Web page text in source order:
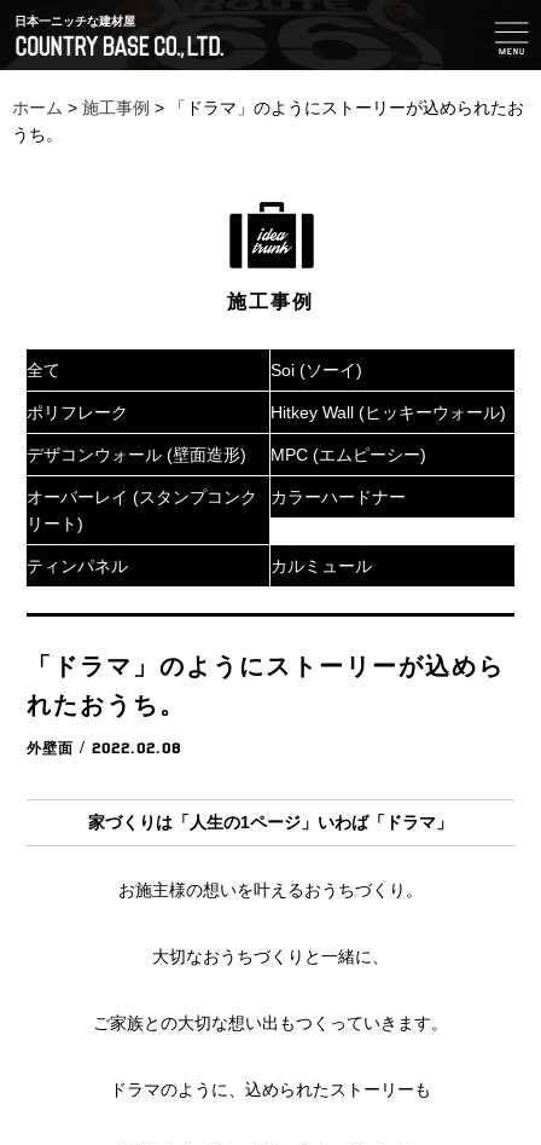
日本一ニッチな建材屋
ホーム > 施工事例 >
「ドラマ」のようにストーリーが込められたお
うち。
施工事例
全て Soi (ソーイ)
ポリフレーク Hitkey Wall (ヒッキーウォール)
デザコンウォール (壁面造形) MPC (エムピーシー)
オーバーレイ (スタンプコンク
リート)
カラーハードナー
ティンパネル カルミュール
「ドラマ」のようにストーリーが込めら
れたおうち。
外壁面 / 2022.02.08
家づくりは「人生の1ページ」いわば「ドラマ」
お施主様の想いを叶えるおうちづくり。
大切なおうちづくりと一緒に、
ご家族との大切な想い出もつくっていきます。
ドラマのように、込められたストーリーも